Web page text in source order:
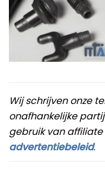
Wij schrijven onze
onafhankelijke
gebruik van affiliate
advertentiebeleid.